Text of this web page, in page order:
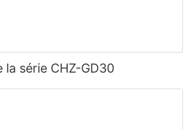
la série CHZ-GD30